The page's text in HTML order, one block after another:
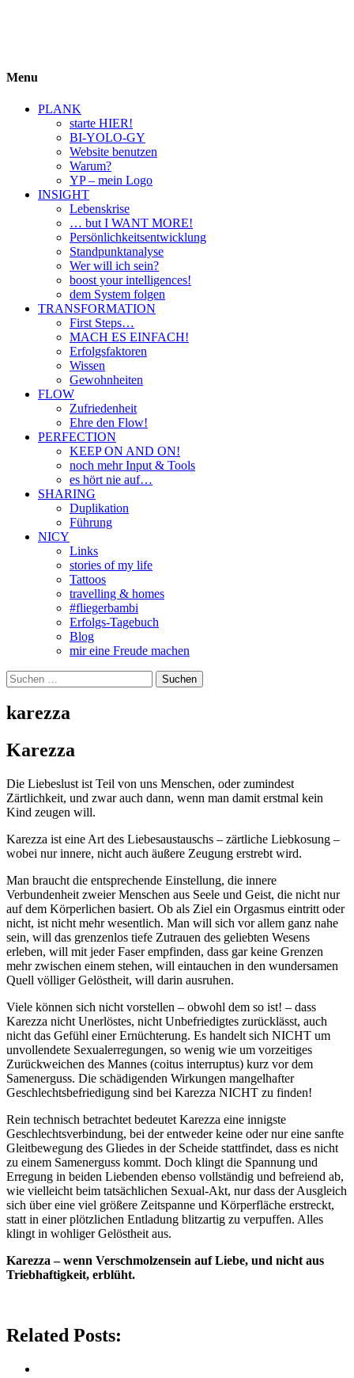
Menu
PLANK
starte HIER!
BI-YOLO-GY
Website benutzen
Warum?
YP – mein Logo
INSIGHT
Lebenskrise
… but I WANT MORE!
Persönlichkeitsentwicklung
Standpunktanalyse
Wer will ich sein?
boost your intelligences!
dem System folgen
TRANSFORMATION
First Steps…
MACH ES EINFACH!
Erfolgsfaktoren
Wissen
Gewohnheiten
FLOW
Zufriedenheit
Ehre den Flow!
PERFECTION
KEEP ON AND ON!
noch mehr Input & Tools
es hört nie auf…
SHARING
Duplikation
Führung
NICY
Links
stories of my life
Tattoos
travelling & homes
#fliegerbambi
Erfolgs-Tagebuch
Blog
mir eine Freude machen
Suchen
nach:
karezza
Karezza
Die Liebeslust ist Teil von uns Menschen, oder zumindest
Zärtlichkeit, und zwar auch dann, wenn man damit erstmal kein
Kind zeugen will.
Karezza ist eine Art des Liebesaustauschs – zärtliche Liebkosung –
wobei nur innere, nicht auch äußere Zeugung erstrebt wird.
Man braucht die entsprechende Einstellung, die innere
Verbundenheit zweier Menschen aus Seele und Geist, die nicht nur
auf dem Körperlichen basiert. Ob als Ziel ein Orgasmus eintritt oder
nicht, ist nicht mehr wesentlich. Man will sich vor allem ganz nahe
sein, will das grenzenlos tiefe Zutrauen des geliebten Wesens
erleben, will mit jeder Faser empfinden, dass gar keine Grenzen
mehr zwischen einem stehen, will eintauchen in den wundersamen
Quell völliger Gelöstheit, will darin ausruhen.
Viele können sich nicht vorstellen – obwohl dem so ist! – dass
Karezza nicht Unerlöstes, nicht Unbefriedigtes zurücklässt, auch
nicht das Gefühl einer Ernüchterung. Es handelt sich NICHT um
unvollendete Sexualerregungen, so wenig wie um vorzeitiges
Zurückweichen des Mannes (coitus interruptus) kurz vor dem
Samenerguss. Die schädigenden Wirkungen mangelhafter
Geschlechtsbefriedigung sind bei Karezza NICHT zu finden!
Rein technisch betrachtet bedeutet Karezza eine innigste
Geschlechtsverbindung, bei der entweder keine oder nur eine sanfte
Gleitbewegung des Gliedes in der Scheide stattfindet, dass es nicht
zu einem Samenerguss kommt. Doch klingt die Spannung und
Erregung in beiden Liebenden ebenso vollständig und befreiend ab,
wie vielleicht beim tatsächlichen Sexual-Akt, nur dass der Ausgleich
sich über eine viel größere Zeitspanne und Körperfläche erstreckt,
statt in einer plötzlichen Entladung blitzartig zu verpuffen. Alles
klingt in wohliger Gelöstheit aus.
Karezza – wenn Verschmolzensein auf Liebe, und nicht aus
Triebhaftigkeit, erblüht.
Related Posts: